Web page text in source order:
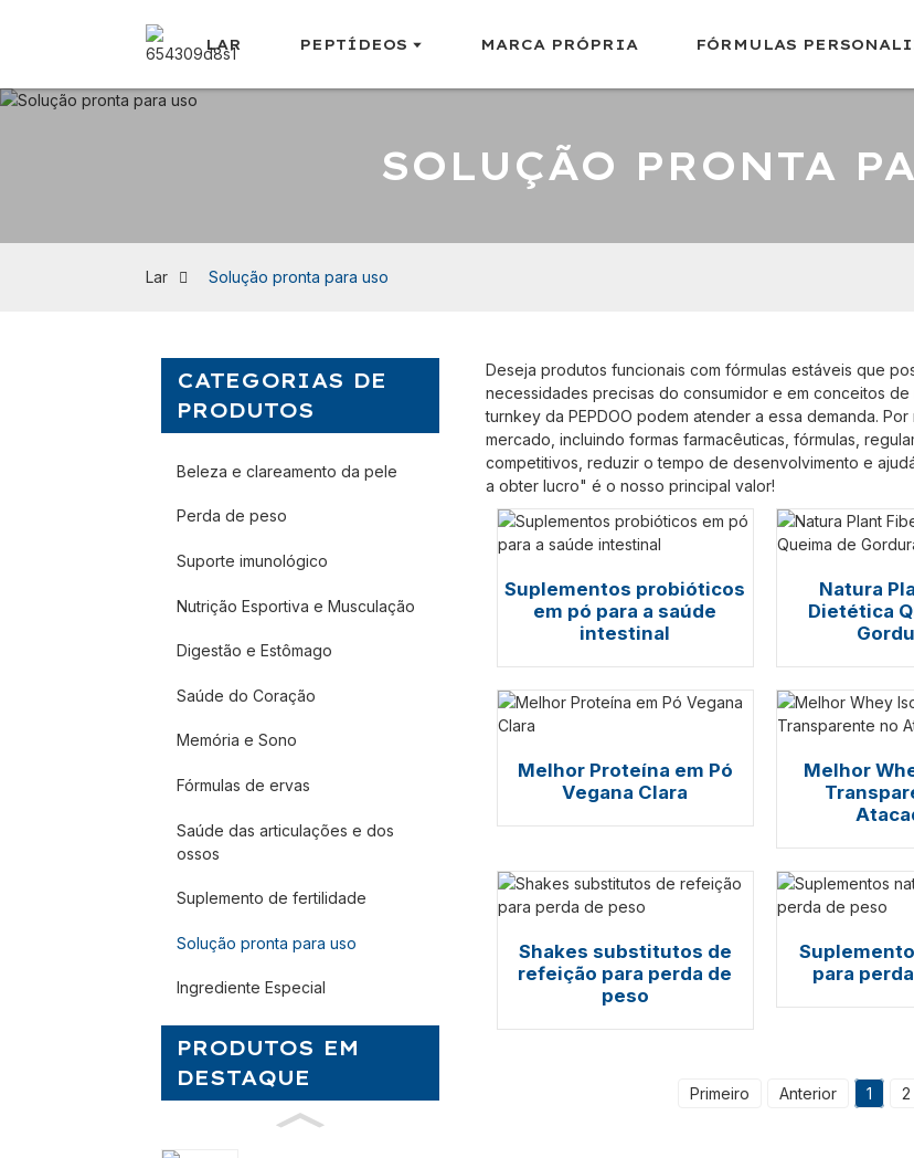
LAR PEPTÍDEOS MARCA PRÓPRIA FÓRMULAS
SOLUÇÃO PRONTA
Lar Solução pronta para uso
CATEGORIAS DE
PRODUTOS
Beleza e clareamento da pele
Perda de peso
Suporte imunológico
Nutrição Esportiva e Musculação
Digestão e Estômago
Saúde do Coração
Memória e Sono
Fórmulas de ervas
Saúde das articulações e dos
ossos
Suplemento de fertilidade
Solução pronta para uso
Ingrediente Especial
PRODUTOS EM
DESTAQUE
Deseja produtos funcionais com fórmulas estáveis ​​que
necessidades precisas do consumidor e em conceitos
turnkey da PEPDOO podem atender a essa demanda.
mercado, incluindo formas farmacêuticas, fórmulas,
competitivos, reduzir o tempo de desenvolvimento e
a obter lucro" é o nosso principal valor!
Suplementos probióticos
em pó para a saúde
intestinal
Natura
Dietética
Melhor Proteína em Pó
Vegana Clara
Melhor
Shakes substitutos de
refeição para perda de
peso
para
Primeiro Anterior 1 2